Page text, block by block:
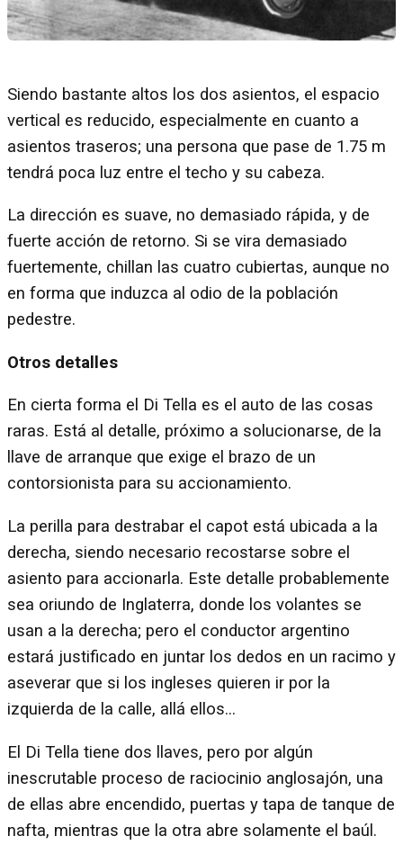
Siendo bastante altos los dos asientos, el espacio
vertical es reducido, especialmente en cuanto a
asientos traseros; una persona que pase de 1.75 m
tendrá poca luz entre el techo y su cabeza.
La dirección es suave, no demasiado rápida, y de
fuerte acción de retorno. Si se vira demasiado
fuertemente, chillan las cuatro cubiertas, aunque no
en forma que induzca al odio de la población
pedestre.
Otros detalles
En cierta forma el Di Tella es el auto de las cosas
raras. Está al detalle, próximo a solucionarse, de la
llave de arranque que exige el brazo de un
contorsionista para su accionamiento.
La perilla para destrabar el capot está ubicada a la
derecha, siendo necesario recostarse sobre el
asiento para accionarla. Este detalle probablemente
sea oriundo de Inglaterra, donde los volantes se
usan a la derecha; pero el conductor argentino
estará justificado en juntar los dedos en un racimo y
aseverar que si los ingleses quieren ir por la
izquierda de la calle, allá ellos...
El Di Tella tiene dos llaves, pero por algún
inescrutable proceso de raciocinio anglosajón, una
de ellas abre encendido, puertas y tapa de tanque de
nafta, mientras que la otra abre solamente el baúl.